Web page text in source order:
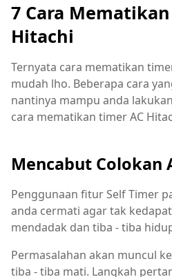
7 Cara
Hitachi
Ternyata cara mematikan
mudah lho. Beberapa cara
nantinya mampu anda
cara mematikan timer AC
Mencabut Colokan
Penggunaan fitur Self Timer
anda cermati agar tak
mendadak dan tiba - tiba
Permasalahan akan muncul
tiba - tiba mati. Langkah